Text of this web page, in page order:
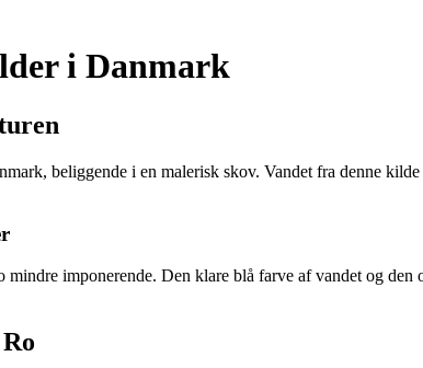
i Danmark
beliggende i en malerisk skov. Vandet fra denne
imponerende. Den klare blå farve af vandet og